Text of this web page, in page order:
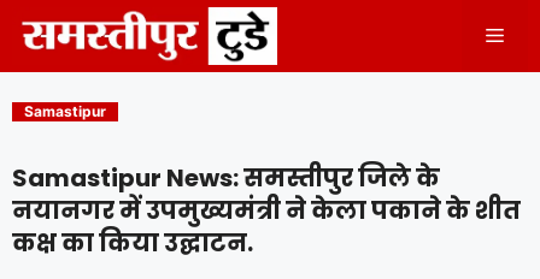
content
Samastipur
Samastipur News: समस्तीपुर जिले के
नयानगर में उपमुख्यमंत्री ने केला पकाने के शीत
कक्ष का किया उद्घाटन.